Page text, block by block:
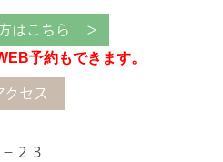
はこちら ＞
予約もできます。
クセス
２３